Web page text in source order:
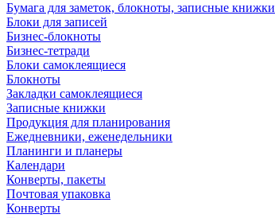
Бумага для заметок, блокноты, записные книжки
Блоки для записей
Бизнес-блокноты
Бизнес-тетради
Блоки самоклеящиеся
Блокноты
Закладки самоклеящиеся
Записные книжки
Продукция для планирования
Ежедневники, еженедельники
Планинги и планеры
Календари
Конверты, пакеты
Почтовая упаковка
Конверты